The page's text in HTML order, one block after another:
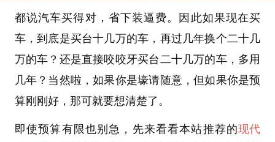
都说汽车买得对，省下装逼费。因此如果现在买
车，到底是买台十几万的车，再过几年换个二十几
万的车？还是直接咬咬牙买台二十几万的车，多用
几年？当然啦，如果你是壕请随意，但如果你是预
算刚刚好，那可就要想清楚了。
即使预算有限也别急，先来看看本站推荐的现代